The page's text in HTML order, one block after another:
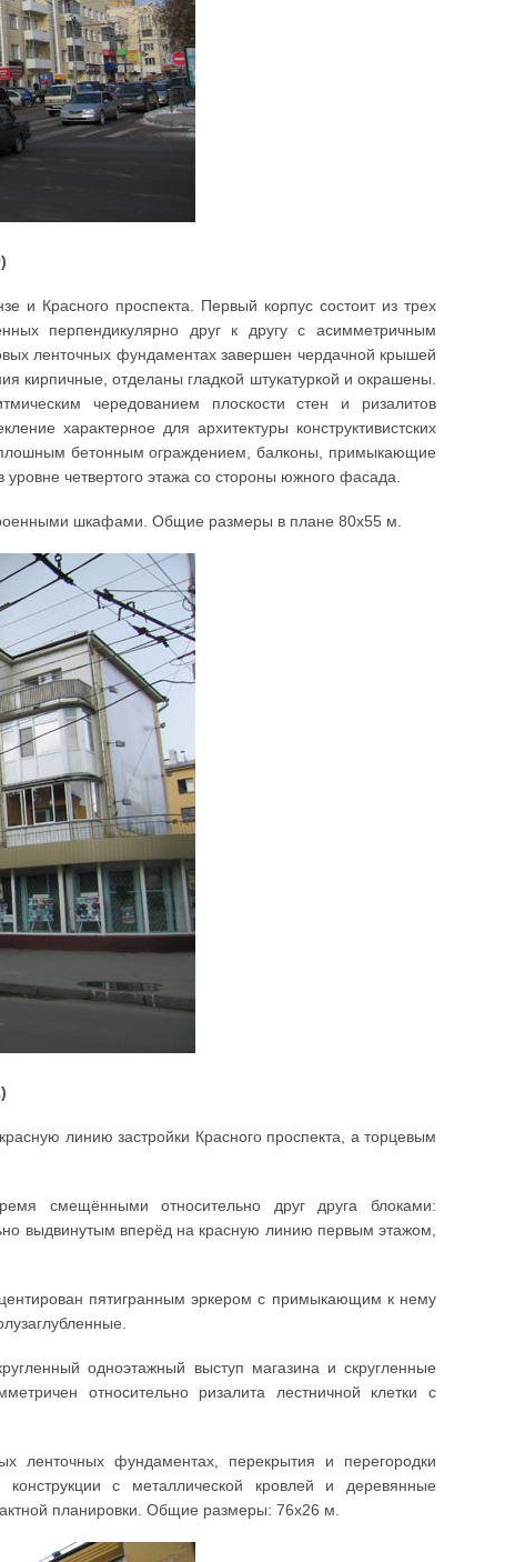
и Красного проспекта. Первый корпус состоит из трех
перпендикулярно друг к другу с асимметричным
ленточных фундаментах завершен чердачной крышей
кирпичные, отделаны гладкой штукатуркой и окрашены.
чередованием плоскости стен и ризалитов
характерное для архитектуры конструктивистских
бетонным ограждением, балконы, примыкающие
четвертого этажа со стороны южного фасада.
шкафами. Общие размеры в плане 80x55 м.
линию застройки Красного проспекта, а торцевым
смещёнными относительно друг друга блоками:
выдвинутым вперёд на красную линию первым этажом,
пятигранным эркером с примыкающим к нему
одноэтажный выступ магазина и скругленные
относительно ризалита лестничной клетки с
ленточных фундаментах, перекрытия и перегородки
с металлической кровлей и деревянные
планировки. Общие размеры: 76x26 м.